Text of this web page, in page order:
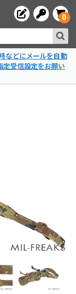
0
などにメールを自動
定受信設定をお願い